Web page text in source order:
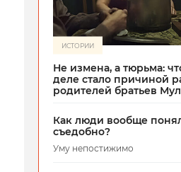
ИСТОРИИ
Не измена, а тюрьма:
деле стало причиной
родителей братьев
Как люди вообще
съедобно?
Уму непостижимо